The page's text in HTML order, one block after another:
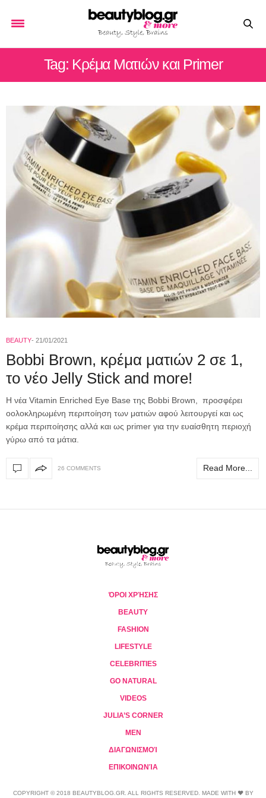
Tag: Κρέμα Ματιών και Primer
BEAUTY 21/01/2021
Bobbi Brown, κρέμα ματιών 2 σε 1,
το νέο Jelly Stick and more!
Η νέα Vitamin Enriched Eye Base της Bobbi Brown, προσφέρει
oολοκληρωμένη περιποίηση των ματιών αφού λειτουργεί και ως
κρέμα περιποίησης αλλά και ως primer για την ευαίσθητη περιοχή
γύρω από τα μάτια.
26 COMMENTS Read More...
ΌΡΟΙ ΧΡΉΣΗΣ
BEAUTY
FASHION
LIFESTYLE
CELEBRITIES
GO NATURAL
VIDEOS
JULIA’S CORNER
MEN
ΔΙΑΓΩΝΙΣΜΟΊ
ΕΠΙΚΟΙΝΩΝΊΑ
COPYRIGHT © 2018 BEAUTYBLOG.GR. ALL RIGHTS RESERVED. MADE WITH ❤ BY